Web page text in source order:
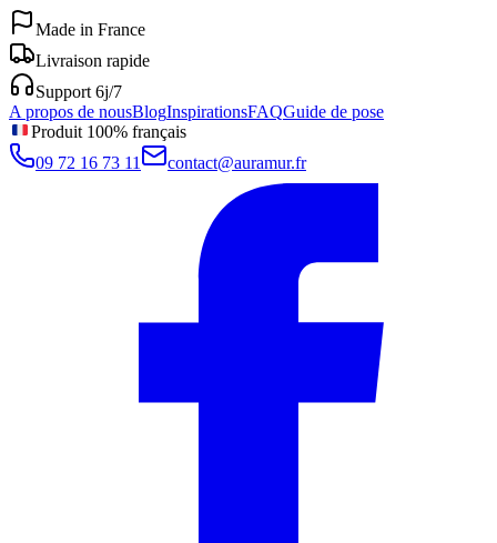
Made in France
Livraison rapide
Support 6j/7
A propos de nousBlogInspirationsFAQGuide de pose
Produit 100% français
09 72 16 73 11
contact@auramur.fr